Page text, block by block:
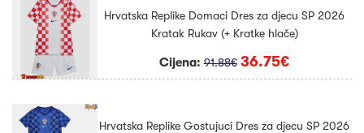
Hrvatska Replike Domaci Dres za djecu SP 2026
Kratak Rukav (+ Kratke hlače)
Cijena:91.88€ 36.75€
Hrvatska Replike Gostujuci Dres za djecu SP 2026